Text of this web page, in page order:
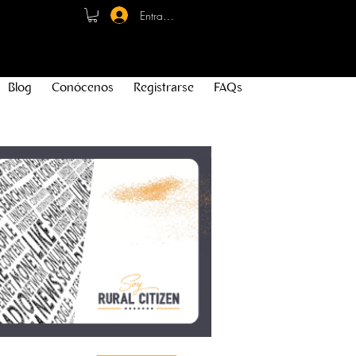
Entrar - Registro
Blog Conócenos Registrarse FAQs